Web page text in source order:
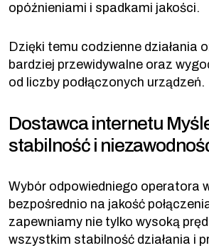
opóźnieniami i spadkami jakości.
Dzięki temu codzienne działania
bardziej przewidywalne oraz
od liczby podłączonych urządzeń.
Dostawca internetu
stabilność i
Wybór odpowiedniego operatora
bezpośrednio na jakość
zapewniamy nie tylko wysoką
wszystkim stabilność działania i